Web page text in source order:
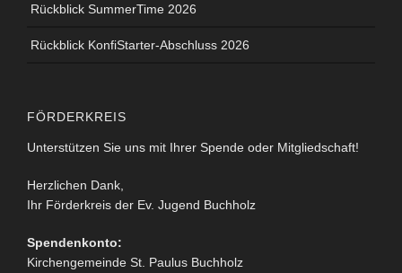
Rückblick SummerTime 2026
Rückblick KonfiStarter-Abschluss 2026
FÖRDERKREIS
Unterstützen Sie uns mit Ihrer Spende oder Mitgliedschaft!
Herzlichen Dank,
Ihr Förderkreis der Ev. Jugend Buchholz
Spendenkonto:
Kirchengemeinde St. Paulus Buchholz